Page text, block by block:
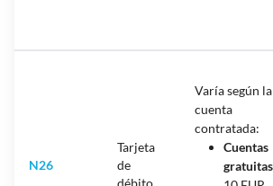
N26
Tarjeta
de
débito.
Varía según la
cuenta
contratada:
Cuentas